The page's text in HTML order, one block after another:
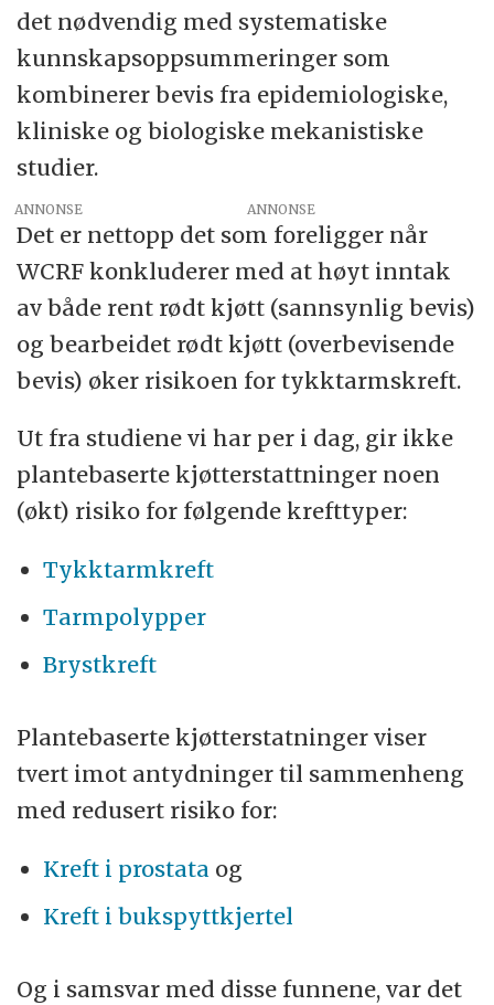
det nødvendig med systematiske
kunnskapsoppsummeringer som
kombinerer bevis fra epidemiologiske,
kliniske og biologiske mekanistiske
studier.
ANNONSE
Det er nettopp det som foreligger når
WCRF konkluderer med at høyt inntak
av både rent rødt kjøtt (sannsynlig bevis)
og bearbeidet rødt kjøtt (overbevisende
bevis) øker risikoen for tykktarmskreft.
Ut fra studiene vi har per i dag, gir ikke
plantebaserte kjøtterstattninger noen
(økt) risiko for følgende krefttyper:
Tykktarmkreft
Tarmpolypper
Brystkreft
Plantebaserte kjøtterstatninger viser
tvert imot antydninger til sammenheng
med redusert risiko for:
Kreft i prostata og
Kreft i bukspyttkjertel
Og i samsvar med disse funnene, var det